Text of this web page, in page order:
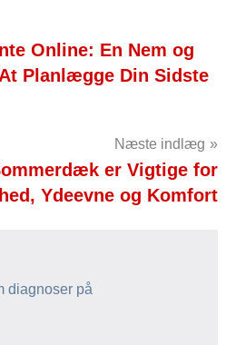
Online: En Nem og
Planlægge Din Sidste
Næste indlæg
er Vigtige for
Ydeevne og Komfort
diagnoser på